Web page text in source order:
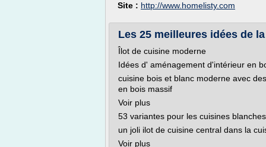
Site : http://www.homelisty.com
Les 25 meilleures idées de
Îlot de cuisine moderne
Idées d' aménagement d'intérieur en
cuisine bois et blanc moderne avec
en bois massif
Voir plus
53 variantes pour les cuisines
un joli ilot de cuisine central dans la
Voir plus